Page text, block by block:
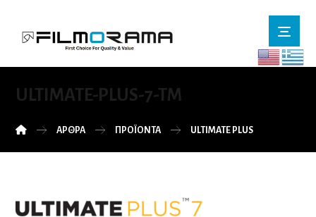
ULTIMATE-PLUS-7-TM
ΆΡΘΡΑ ΠΡΟΪΌΝΤΑ ULTIMATE PLUS